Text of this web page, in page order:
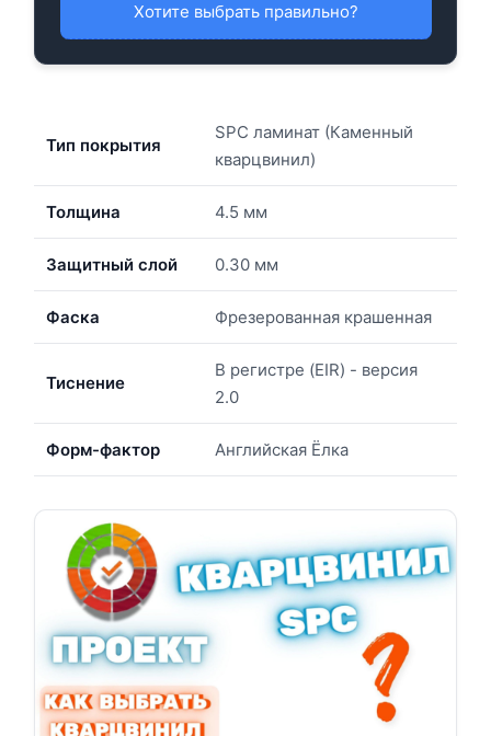
Хотите выбрать правильно?
Тип покрытия
SPC ламинат (Каменный
кварцвинил)
Толщина 4.5 мм
Защитный слой 0.30 мм
Фаска Фрезерованная крашенная
Тиснение
В регистре (EIR) - версия
2.0
Форм-фактор Английская Ёлка